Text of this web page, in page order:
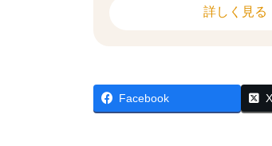
詳しく見る
Facebook X